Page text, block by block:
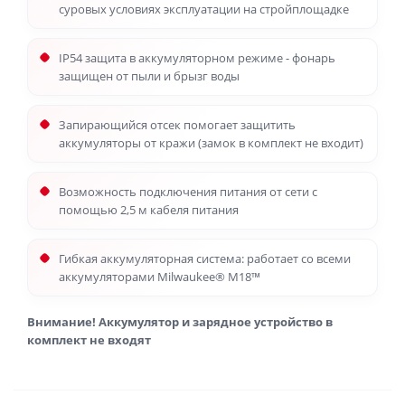
суровых условиях эксплуатации на стройплощадке
IP54 защита в аккумуляторном режиме - фонарь
защищен от пыли и брызг воды
Запирающийся отсек помогает защитить
аккумуляторы от кражи (замок в комплект не входит)
Возможность подключения питания от сети с
помощью 2,5 м кабеля питания
Гибкая аккумуляторная система: работает со всеми
аккумуляторами Milwaukee® M18™
Внимание! Аккумулятор и зарядное устройство в
комплект не входят